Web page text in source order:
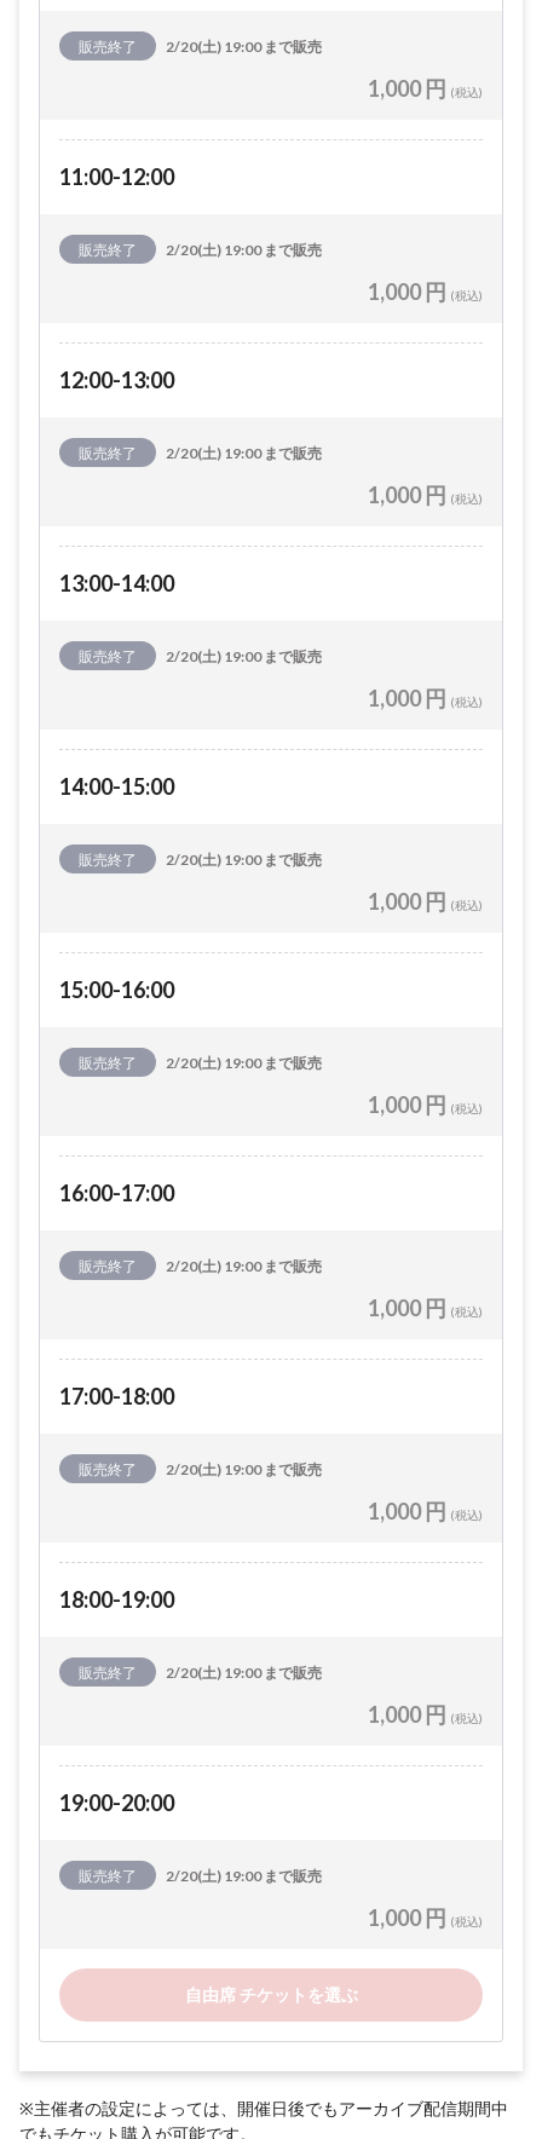
販売終了 2/20(土) 19:00 まで販売
1,000 円 (税込)
11:00-12:00
販売終了 2/20(土) 19:00 まで販売
1,000 円 (税込)
12:00-13:00
販売終了 2/20(土) 19:00 まで販売
1,000 円 (税込)
13:00-14:00
販売終了 2/20(土) 19:00 まで販売
1,000 円 (税込)
14:00-15:00
販売終了 2/20(土) 19:00 まで販売
1,000 円 (税込)
15:00-16:00
販売終了 2/20(土) 19:00 まで販売
1,000 円 (税込)
16:00-17:00
販売終了 2/20(土) 19:00 まで販売
1,000 円 (税込)
17:00-18:00
販売終了 2/20(土) 19:00 まで販売
1,000 円 (税込)
18:00-19:00
販売終了 2/20(土) 19:00 まで販売
1,000 円 (税込)
19:00-20:00
販売終了 2/20(土) 19:00 まで販売
1,000 円 (税込)
自由席 チケットを選ぶ
※主催者の設定によっては、開催日後でもアーカイブ配信期間中
でもチケット購入が可能です。